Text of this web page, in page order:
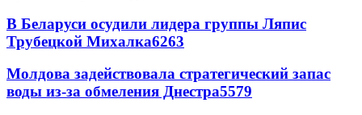
В Беларуси осудили лидера группы Ляпис
Трубецкой Михалка6263
Молдова задействовала стратегический запас
воды из-за обмеления Днестра5579